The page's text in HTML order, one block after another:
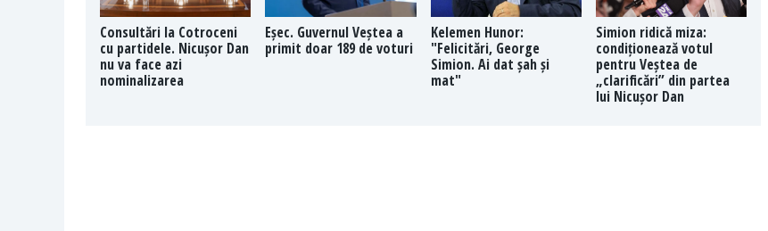
Consultări la Cotroceni
cu partidele. Nicușor Dan
nu va face azi
nominalizarea
Eșec. Guvernul Veștea a
primit doar 189 de voturi
Kelemen Hunor:
"Felicitări, George
Simion. Ai dat șah și
mat"
Simion ridică miza:
condiționează votul
pentru Veștea de
„clarificări” din partea
lui Nicușor Dan